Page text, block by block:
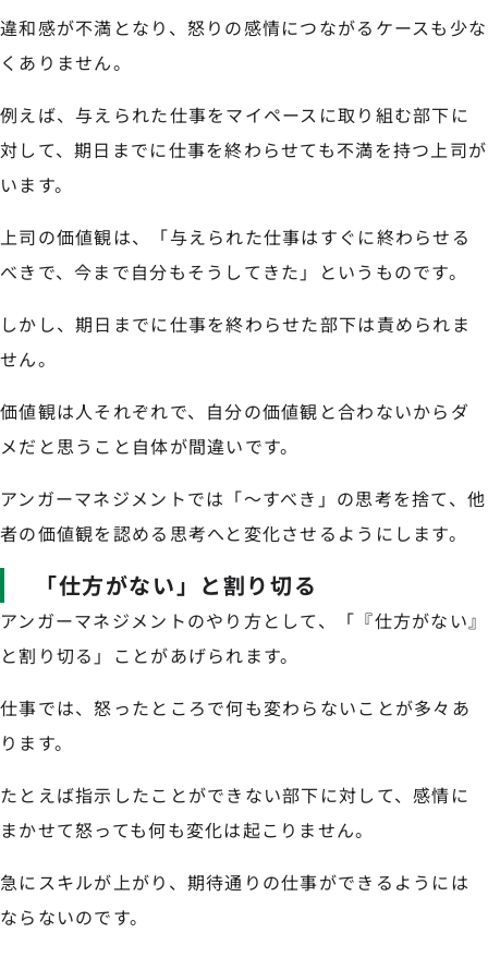
違和感が不満となり、怒りの感情につながるケースも少な
くありません。
例えば、与えられた仕事をマイペースに取り組む部下に
対して、期日までに仕事を終わらせても不満を持つ上司が
います。
上司の価値観は、「与えられた仕事はすぐに終わらせる
べきで、今まで自分もそうしてきた」というものです。
しかし、期日までに仕事を終わらせた部下は責められま
せん。
価値観は人それぞれで、自分の価値観と合わないからダ
メだと思うこと自体が間違いです。
アンガーマネジメントでは「〜すべき」の思考を捨て、他
者の価値観を認める思考へと変化させるようにします。
「仕方がない」と割り切る
アンガーマネジメントのやり方として、「『仕方がない』
と割り切る」ことがあげられます。
仕事では、怒ったところで何も変わらないことが多々あ
ります。
たとえば指示したことができない部下に対して、感情に
まかせて怒っても何も変化は起こりません。
急にスキルが上がり、期待通りの仕事ができるようには
ならないのです。